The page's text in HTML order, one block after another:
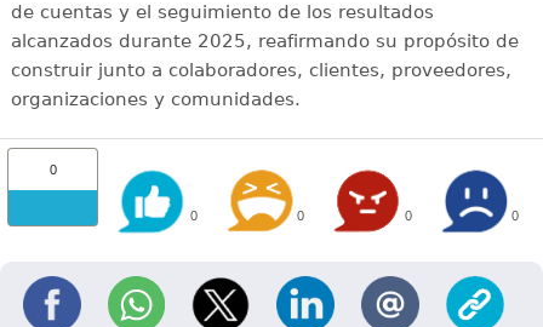
de cuentas y el seguimiento de los resultados
alcanzados durante 2025, reafirmando su propósito de
construir junto a colaboradores, clientes, proveedores,
organizaciones y comunidades.
0
0 0 0 0